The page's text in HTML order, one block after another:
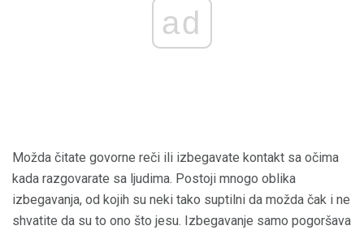
ad
Možda čitate govorne reči ili izbegavate kontakt sa očima
kada razgovarate sa ljudima. Postoji mnogo oblika
izbegavanja, od kojih su neki tako suptilni da možda čak i ne
shvatite da su to ono što jesu. Izbegavanje samo pogoršava